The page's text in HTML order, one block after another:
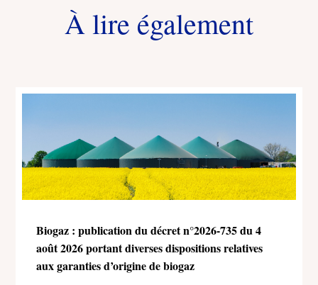
À lire également
Biogaz : publication du décret n°2026-735 du 4
août 2026 portant diverses dispositions relatives
aux garanties d’origine de biogaz